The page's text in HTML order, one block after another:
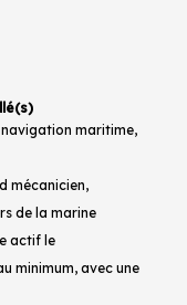
navigation maritime,
mécanicien,
de la marine
actif le
minimum, avec une